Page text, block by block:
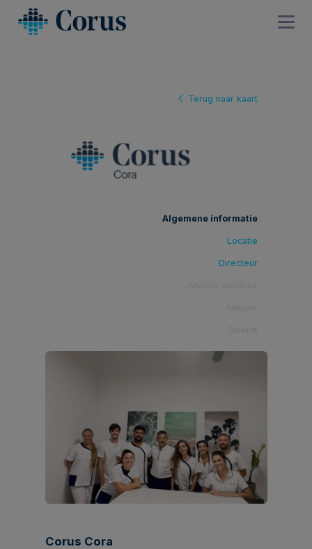
Terug naar kaart
Algemene informatie
Locatie
Directeur
Corus Cora